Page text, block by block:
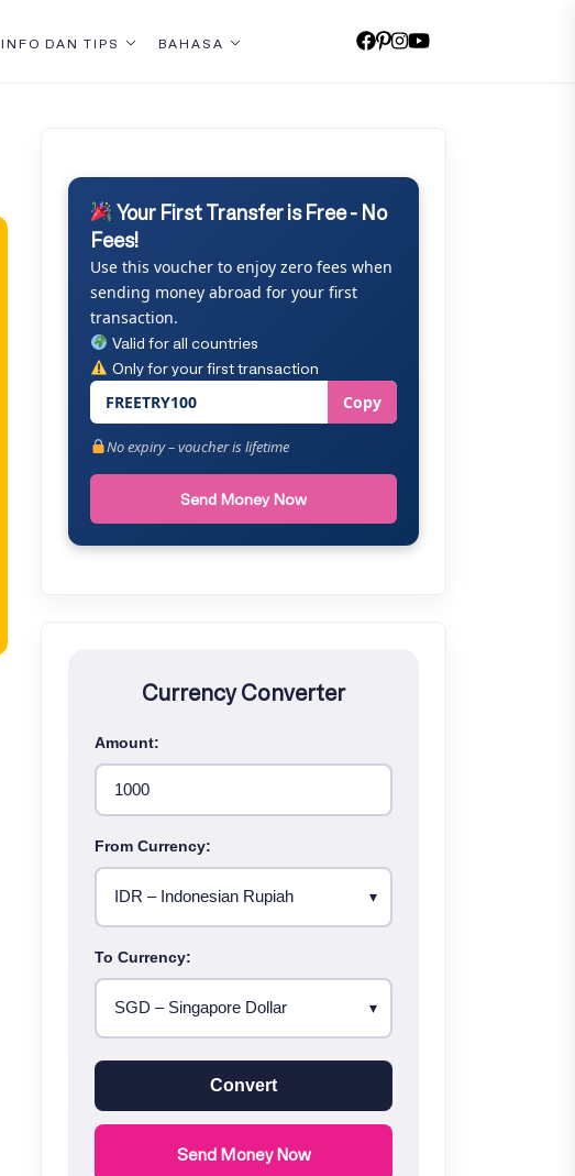
INFO DAN TIPS BAHASA
Your First Transfer is Free - No
Fees!
Use this voucher to enjoy zero fees when
sending money abroad for your first
transaction.
Valid for all countries
Only for your first transaction
FREETRY100 Copy
No expiry – voucher is lifetime
Send Money Now
Currency Converter
Amount:
From Currency:
To Currency:
Convert
Send Money Now